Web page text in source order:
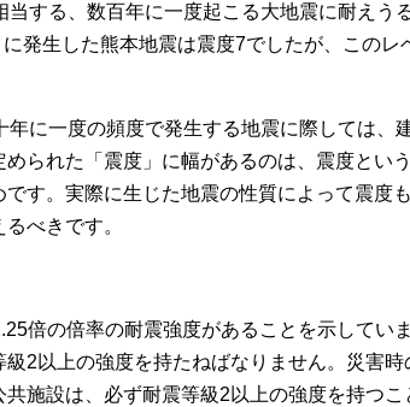
する、数百年に一度起こる大地震に耐えう
発生した熊本地震は震度7でしたが、このレ
に一度の頻度で発生する地震に際しては、
られた「震度」に幅があるのは、震度とい
す。実際に生じた地震の性質によって震度
べきです。
倍の倍率の耐震強度があることを示してい
2以上の強度を持たねばなりません。災害時
施設は、必ず耐震等級2以上の強度を持つこ